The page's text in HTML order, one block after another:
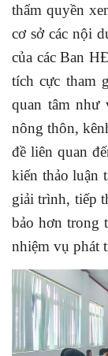
thẩm quyền
cơ sở các nội
của các Ban
tích cực tham
quan tâm như
nông thôn,
đề liên quan
kiến thảo luận
giải trình, tiếp
bảo hơn trong
nhiệm vụ phát